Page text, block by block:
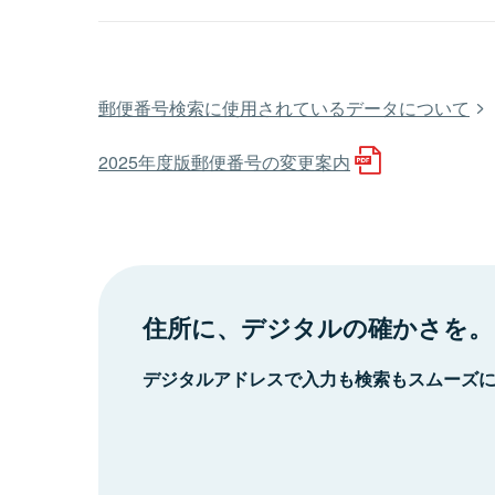
郵便番号検索に使用されているデータについて
2025年度版郵便番号の変更案内
住所に、デジタルの確かさを。
デジタルアドレスで入力も検索もスムーズ